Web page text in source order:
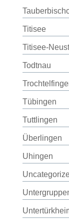
Titisee
Titisee-
Todtnau
Tübingen
Tuttlingen
Überlingen
Uhingen